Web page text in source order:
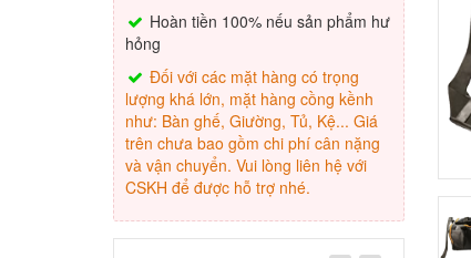
Hoàn tiền 100% nếu sản phẩm hư
hỏng
Đối với các mặt hàng có trọng
lượng khá lớn, mặt hàng cồng kềnh
như: Bàn ghế, Giường, Tủ, Kệ... Giá
trên chưa bao gồm chi phí cân nặng
và vận chuyển. Vui lòng liên hệ với
CSKH để được hỗ trợ nhé.